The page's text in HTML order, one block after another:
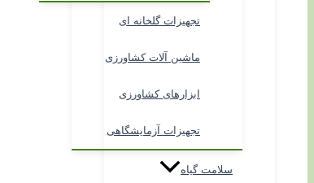
تجهیزات گلخانه ای
ماشین آلات کشاورزی
ابزارهای کشاورزی
تجهیزات آزمایشگاهی
سلامت گیاه